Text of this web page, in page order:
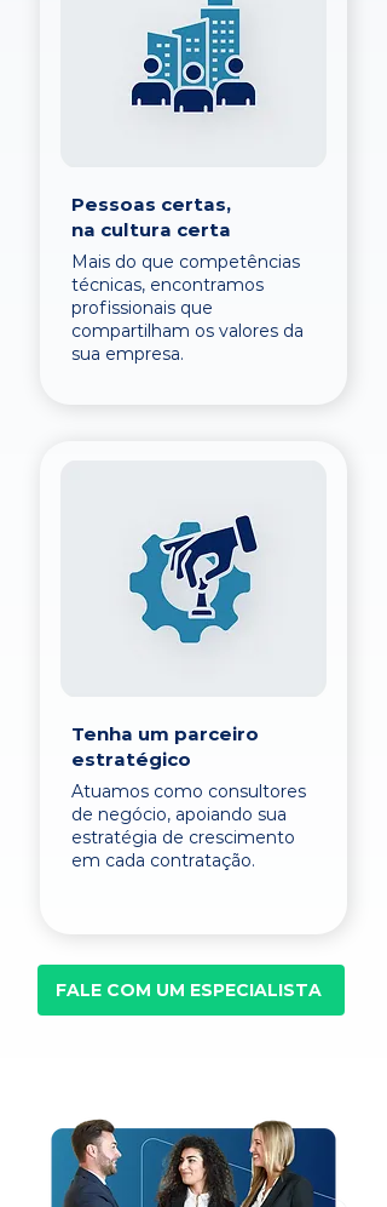
Pessoas certas,
na cultura certa
Mais do que competências
técnicas, encontramos
profissionais que
compartilham os valores da
sua empresa.
Tenha um parceiro
estratégico
Atuamos como consultores
de negócio, apoiando sua
estratégia de crescimento
em cada contratação.
FALE COM UM ESPECIALISTA